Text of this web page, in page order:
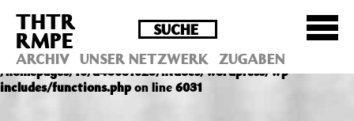
Deprecated : Die Funktion post_permalink ist seit
Version 4.4.0 veraltet! Verwende stattdessen
get_permalink(). in
/homepages/10/d43051023/htdocs/wordpress/wp-
includes/functions.phpon line 6031
THTR
RMPE
ARCHIV UNSER NETZWERK ZUGABEN